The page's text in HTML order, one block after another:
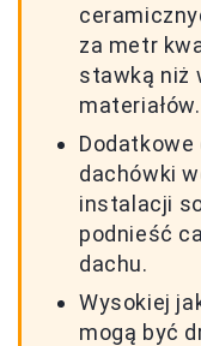
za metr
stawką niż
materiałów.
Dodatkowe
dachówki
instalacji
podnieść
dachu.
Wysokiej
mogą być